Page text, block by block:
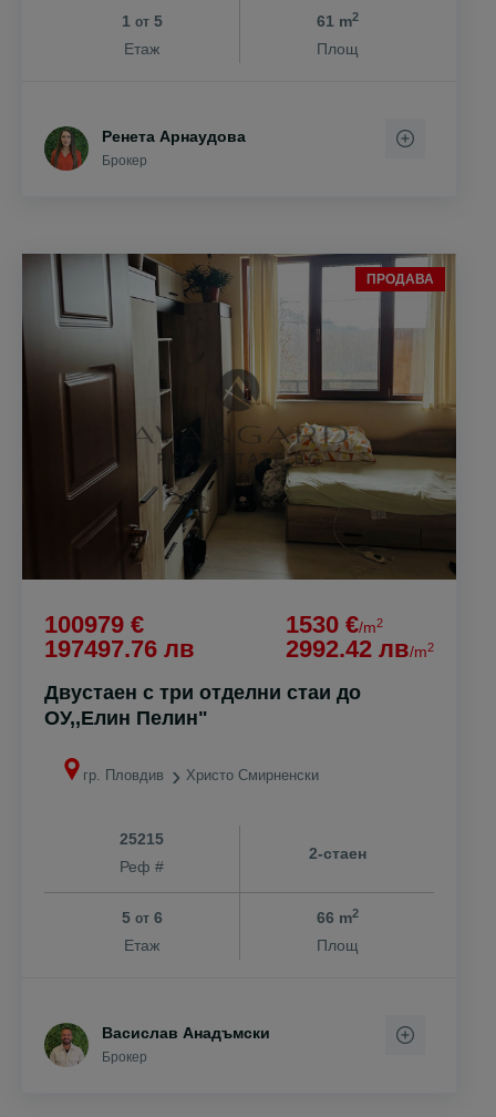
1 от5
Етаж
61 m2
Площ
Ренета Арнаудова
Брокер
ПРОДАВА
100979 €
197497.76 лв
1530 €/m2
2992.42 лв/m2
Двустаен с три отделни стаи до
ОУ,,Елин Пелин"
гр. Пловдив Христо Смирненски
25215
Реф #
2-стаен
5 от6
Етаж
66 m2
Площ
Васислав Анадъмски
Брокер